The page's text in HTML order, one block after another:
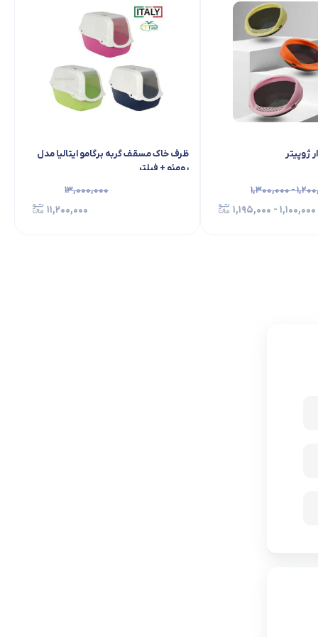
ژوپیتر
۱,۳۰۰,۰۰۰
۱,۱۰۰,۰۰۰ - ۱,۱۹۵,۰۰۰
ظرف خاک مسقف گربه برگامو ایتالیا مدل
رومئو + فیلتر
۱۳,۰۰۰,۰۰۰
۱۱,۲۰۰,۰۰۰